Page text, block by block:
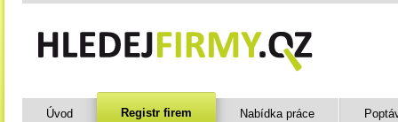
Úvod Registr firem Nabídka práce